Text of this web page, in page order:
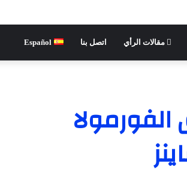
مقالات الرأي اتصل بنا Español